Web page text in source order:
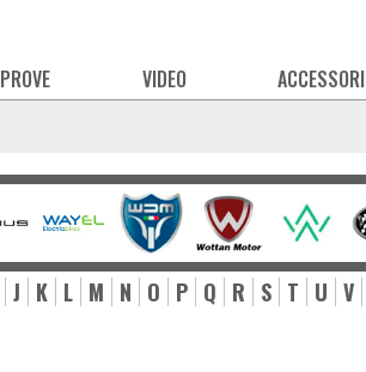
PROVE VIDEO ACCESSORI
J K L M N O P Q R S T U V